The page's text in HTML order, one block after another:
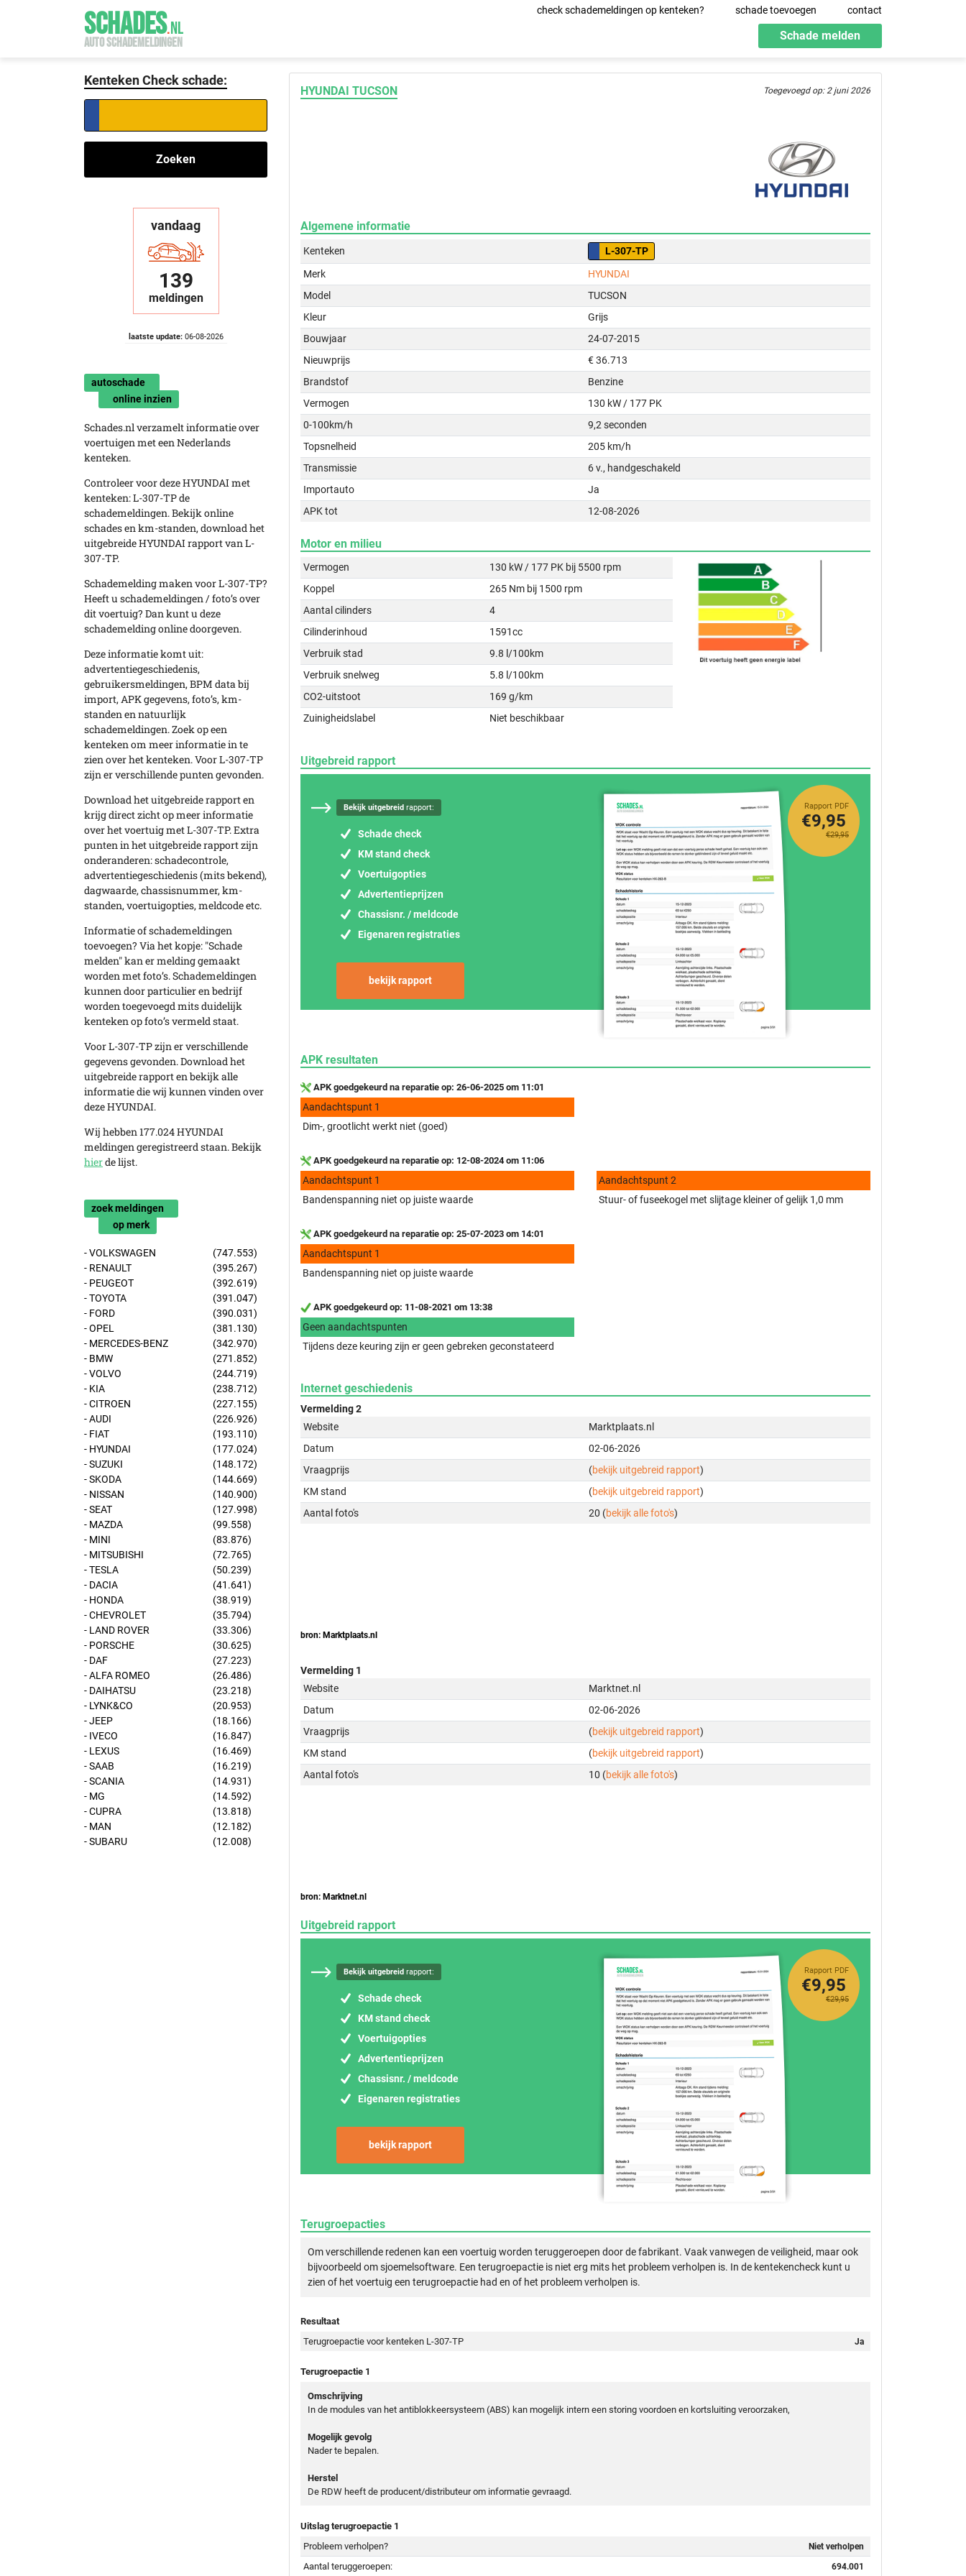
SCHADES.NL
AUTO SCHADEMELDINGEN
check schademeldingen op kenteken? schade toevoegen contact
Schade melden
Kenteken Check schade:
Zoeken
vandaag
139
meldingen
laatste update:06-08-2026
autoschade
online inzien
Schades.nl verzamelt informatie over
voertuigen met een Nederlands
kenteken.
Controleer voor deze HYUNDAI met
kenteken: L-307-TP de
schademeldingen. Bekijk online
schades en km-standen, download het
uitgebreide HYUNDAI rapport van L-
307-TP.
Schademelding maken voor L-307-TP?
Heeft u schademeldingen / foto’s over
dit voertuig? Dan kunt u deze
schademelding online doorgeven.
Deze informatie komt uit:
advertentiegeschiedenis,
gebruikersmeldingen, BPM data bij
import, APK gegevens, foto’s, km-
standen en natuurlijk
schademeldingen. Zoek op een
kenteken om meer informatie in te
zien over het kenteken. Voor L-307-TP
zijn er verschillende punten gevonden.
Download het uitgebreide rapport en
krijg direct zicht op meer informatie
over het voertuig met L-307-TP. Extra
punten in het uitgebreide rapport zijn
onderanderen: schadecontrole,
advertentiegeschiedenis (mits bekend),
dagwaarde, chassisnummer, km-
standen, voertuigopties, meldcode etc.
Informatie of schademeldingen
toevoegen? Via het kopje: "Schade
melden" kan er melding gemaakt
worden met foto’s. Schademeldingen
kunnen door particulier en bedrijf
worden toegevoegd mits duidelijk
kenteken op foto’s vermeld staat.
Voor L-307-TP zijn er verschillende
gegevens gevonden. Download het
uitgebreide rapport en bekijk alle
informatie die wij kunnen vinden over
deze HYUNDAI.
Wij hebben 177.024 HYUNDAI
meldingen geregistreerd staan. Bekijk
hierde lijst.
zoek meldingen
op merk
- VOLKSWAGEN
(747.553)
- RENAULT
(395.267)
- PEUGEOT
(392.619)
- TOYOTA
(391.047)
- FORD
(390.031)
- OPEL
(381.130)
- MERCEDES-BENZ
(342.970)
- BMW
(271.852)
- VOLVO
(244.719)
- KIA
(238.712)
- CITROEN
(227.155)
- AUDI
(226.926)
- FIAT
(193.110)
- HYUNDAI
(177.024)
- SUZUKI
(148.172)
- SKODA
(144.669)
- NISSAN
(140.900)
- SEAT
(127.998)
- MAZDA
(99.558)
- MINI
(83.876)
- MITSUBISHI
(72.765)
- TESLA
(50.239)
- DACIA
(41.641)
- HONDA
(38.919)
- CHEVROLET
(35.794)
- LAND ROVER
(33.306)
- PORSCHE
(30.625)
- DAF
(27.223)
- ALFA ROMEO
(26.486)
- DAIHATSU
(23.218)
- LYNK&CO
(20.953)
- JEEP
(18.166)
- IVECO
(16.847)
- LEXUS
(16.469)
- SAAB
(16.219)
- SCANIA
(14.931)
- MG
(14.592)
- CUPRA
(13.818)
- MAN
(12.182)
- SUBARU
(12.008)
HYUNDAI TUCSON Toegevoegd op: 2 juni 2026
Algemene informatie
Kenteken
L-307-TP
Merk
HYUNDAI
Model
TUCSON
Kleur
Grijs
Bouwjaar
24-07-2015
Nieuwprijs
€ 36.713
Brandstof
Benzine
Vermogen
130 kW / 177 PK
0-100km/h
9,2 seconden
Topsnelheid
205 km/h
Transmissie
6 v., handgeschakeld
Importauto
Ja
APK tot
12-08-2026
Motor en milieu
Vermogen
130 kW / 177 PK bij 5500 rpm
Koppel
265 Nm bij 1500 rpm
Aantal cilinders
4
Cilinderinhoud
1591cc
Verbruik stad
9.8 l/100km
Verbruik snelweg
5.8 l/100km
CO2-uitstoot
169 g/km
Zuinigheidslabel
Niet beschikbaar
Uitgebreid rapport
Bekijk uitgebreid rapport:
Schade check
KM stand check
Voertuigopties
Advertentieprijzen
Chassisnr. / meldcode
Eigenaren registraties
bekijk rapport
Rapport PDF
€29,95
€9,95
APK resultaten
APK goedgekeurd na reparatie op: 26-06-2025 om 11:01
Aandachtspunt 1
Dim-, grootlicht werkt niet (goed)
APK goedgekeurd na reparatie op: 12-08-2024 om 11:06
Aandachtspunt 1
Bandenspanning niet op juiste waarde
Aandachtspunt 2
Stuur- of fuseekogel met slijtage kleiner of gelijk 1,0 mm
APK goedgekeurd na reparatie op: 25-07-2023 om 14:01
Aandachtspunt 1
Bandenspanning niet op juiste waarde
APK goedgekeurd op: 11-08-2021 om 13:38
Geen aandachtspunten
Tijdens deze keuring zijn er geen gebreken geconstateerd
Internet geschiedenis
Vermelding 2
Website
Marktplaats.nl
Datum
02-06-2026
Vraagprijs
(bekijk uitgebreid rapport)
KM stand
(bekijk uitgebreid rapport)
Aantal foto's
20 (bekijk alle foto's)
bron: Marktplaats.nl
Vermelding 1
Website
Marktnet.nl
Datum
02-06-2026
Vraagprijs
(bekijk uitgebreid rapport)
KM stand
(bekijk uitgebreid rapport)
Aantal foto's
10 (bekijk alle foto's)
bron: Marktnet.nl
Uitgebreid rapport
Bekijk uitgebreid rapport:
Schade check
KM stand check
Voertuigopties
Advertentieprijzen
Chassisnr. / meldcode
Eigenaren registraties
bekijk rapport
Rapport PDF
€29,95
€9,95
Terugroepacties
Om verschillende redenen kan een voertuig worden teruggeroepen door de fabrikant. Vaak vanwegen de veiligheid, maar ook
bijvoorbeeld om sjoemelsoftware. Een terugroepactie is niet erg mits het probleem verholpen is. In de kentekencheck kunt u
zien of het voertuig een terugroepactie had en of het probleem verholpen is.
Resultaat
Terugroepactie voor kenteken L-307-TP
Ja
Terugroepactie 1
Omschrijving
In de modules van het antiblokkeersysteem (ABS) kan mogelijk intern een storing voordoen en kortsluiting veroorzaken,
Mogelijk gevolg
Nader te bepalen.
Herstel
De RDW heeft de producent/distributeur om informatie gevraagd.
Uitslag terugroepactie 1
Probleem verholpen?
Niet verholpen
Aantal teruggeroepen: 694.001